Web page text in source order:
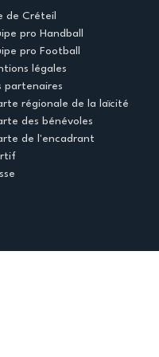
de Créteil
pro Handball
pro Football
légales
partenaires
régionale de la laïcité
des bénévoles
de l'encadrant